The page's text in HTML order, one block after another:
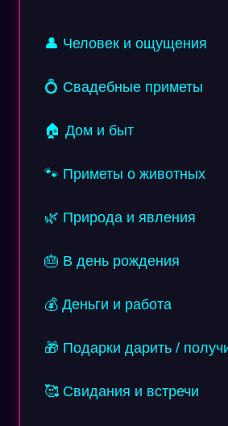
👤 Человек и ощущения
💍 Свадебные приметы
🏠 Дом и быт
🐾 Приметы о животных
🌿 Природа и явления
🎂 В день рождения
💰 Деньги и работа
🎁 Подарки дарить /
🥰 Свидания и встречи